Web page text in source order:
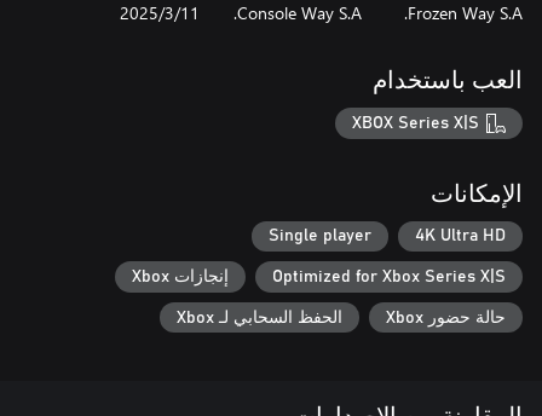
Your decisions will affect not only your fate and your loved ones
but also the world's fate. Confront the heartless apparatus of
Soviet repression and resist the KGB oppressors, or obediently
submit to their will. What will be more important to you - the
Do you have the courage to uncover the truth about the disaster
that changed the world? Now you have a unique opportunity to
witness it and pay your part. Become a Chernobyl Liquidator and
immerse yourself in the events that altered the course of history
forever!
Frozen Way S.A.
Console Way S.A.
11‏/3‏/2025
العب باستخدام
XBOX Series X|S
الإمكانات
4K Ultra HD
Single player
Optimized for Xbox Series X|S إنجازات Xbox
حالة حضور Xbox الحفظ السحابي لـ Xbox